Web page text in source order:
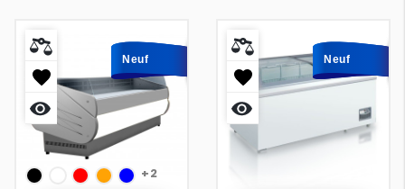
Neuf
Neuf
noir WhiteRougeOrange
Bleu+2
Neuf
Neuf